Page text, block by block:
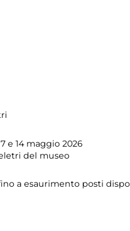
e 14 maggio 2026
del museo
a esaurimento posti